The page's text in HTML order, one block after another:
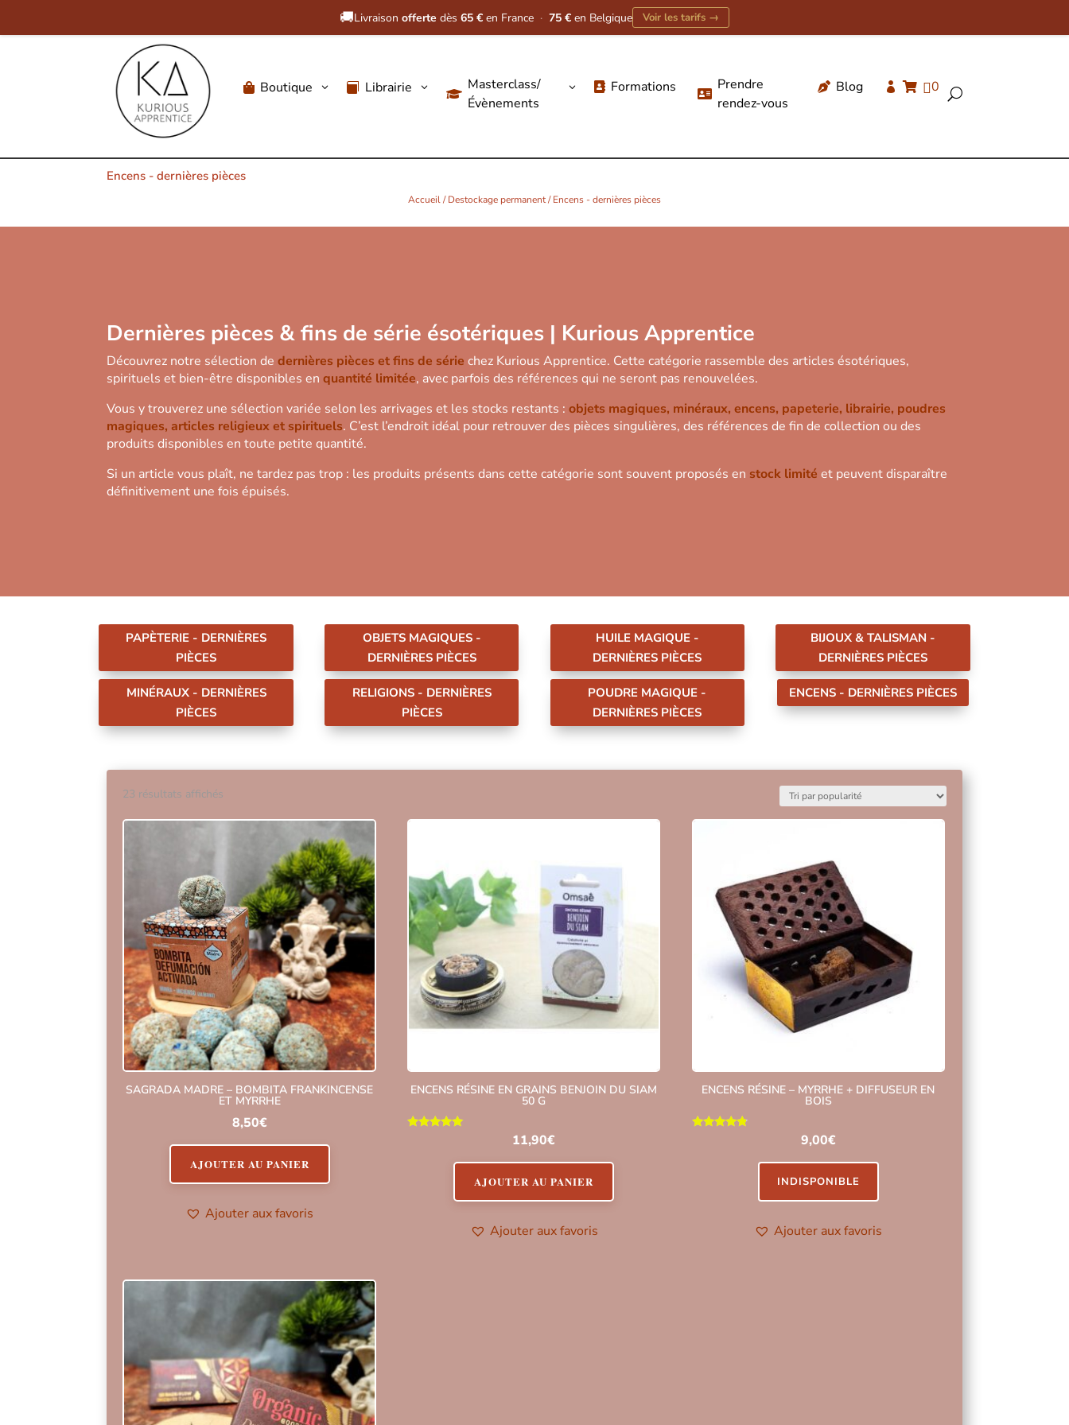
🚚Livraison offerte dès 65 € en France · 75 € en Belgique Voir les tarifs →
 Boutique 3  Librairie 3

Masterclass/
Évènements
3  Formations 
Prendre
rendez-vous
 Blog   0 U
produits
Encens - dernières pièces
Accueil/Destockage permanent/ Encens - dernières pièces
Dernières pièces & fins de série ésotériques | Kurious Apprentice
Découvrez notre sélection dedernières pièces et fins de série chez Kurious Apprentice. Cette catégorie rassemble des articles ésotériques,
spirituels et bien-être disponibles enquantité limitée, avec parfois des références qui ne seront pas renouvelées.
Vous y trouverez une sélection variée selon les arrivages et les stocks restants :objets magiques, minéraux, encens, papeterie, librairie, poudres
magiques, articles religieux et spirituels. C’est l’endroit idéal pour retrouver des pièces singulières, des références de fin de collection ou des
produits disponibles en toute petite quantité.
Si un article vous plaît, ne tardez pas trop : les produits présents dans cette catégorie sont souvent proposés en stock limité et peuvent disparaître
définitivement une fois épuisés.
PAPÈTERIE - DERNIÈRES
PIÈCES
MINÉRAUX - DERNIÈRES
PIÈCES
OBJETS MAGIQUES -
DERNIÈRES PIÈCES
RELIGIONS - DERNIÈRES
PIÈCES
HUILE MAGIQUE -
DERNIÈRES PIÈCES
POUDRE MAGIQUE -
DERNIÈRES PIÈCES
BIJOUX & TALISMAN -
DERNIÈRES PIÈCES
ENCENS - DERNIÈRES PIÈCES
23 résultats affichés
SAGRADA MADRE – BOMBITA FRANKINCENSE
ET MYRRHE
8,50€
AJOUTER AU PANIER
Ajouter aux favoris
ENCENS RÉSINE EN GRAINS BENJOIN DU SIAM
50 G
11,90€
AJOUTER AU PANIER
Ajouter aux favoris
ENCENS RÉSINE – MYRRHE + DIFFUSEUR EN
BOIS
9,00€
INDISPONIBLE
Ajouter aux favoris